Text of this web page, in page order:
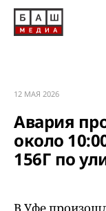
12 МАЯ 2026
Авария
около
156Г по